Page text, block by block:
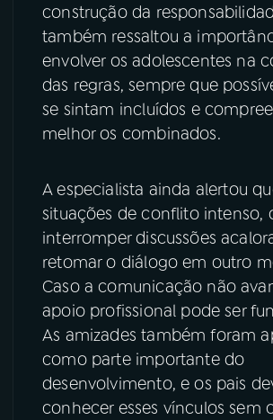
construção da
também ressaltou a
envolver os adolescentes na
das regras, sempre que
se sintam incluídos e
melhor os combinados.
A especialista ainda alertou
situações de conflito intenso,
interromper discussões
retomar o diálogo em outro
Caso a comunicação não
apoio profissional pode ser
As amizades também foram
como parte importante do
desenvolvimento, e os pais
conhecer esses vínculos sem